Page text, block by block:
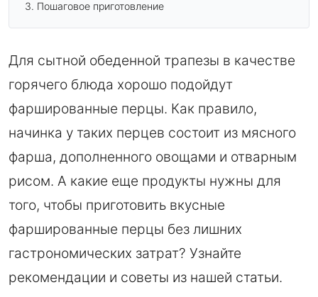
Пошаговое приготовление
Для сытной обеденной трапезы в качестве
горячего блюда хорошо подойдут
фаршированные перцы. Как правило,
начинка у таких перцев состоит из мясного
фарша, дополненного овощами и отварным
рисом. А какие еще продукты нужны для
того, чтобы приготовить вкусные
фаршированные перцы без лишних
гастрономических затрат? Узнайте
рекомендации и советы из нашей статьи.